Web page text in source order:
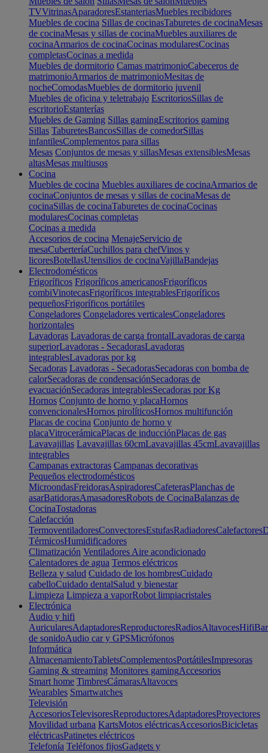
TVVitrinasAparadoresEstanteriasMuebles recibidores
Muebles de cocina Sillas de cocinasTaburetes de cocinaMesas
de cocinaMesas y sillas de cocinaMuebles auxiliares de
cocinaArmarios de cocinaCocinas modularesCocinas
completasCocinas a medida
Muebles de dormitorio Camas matrimonioCabeceros de
matrimonioArmarios de matrimonioMesitas de
nocheComodasMuebles de dormitorio juvenil
Muebles de oficina y teletrabajo EscritoriosSillas de
escritorioEstanterías
Muebles de Gaming Sillas gamingEscritorios gaming
Sillas TaburetesBancosSillas de comedorSillas
infantilesComplementos para sillas
Mesas Conjuntos de mesas y sillasMesas extensiblesMesas
altasMesas multiusos
Cocina
Muebles de cocina Muebles auxiliares de cocinaArmarios de
cocinaConjuntos de mesas y sillas de cocinaMesas de
cocinaSillas de cocinaTaburetes de cocinaCocinas
modularesCocinas completas
Cocinas a medida
Accesorios de cocina MenajeServicio de
mesaCuberteríaCuchillos para chefVinos y
licoresBotellasUtensilios de cocinaVajillaBandejas
Electrodomésticos
Frigoríficos Frigoríficos americanosFrigoríficos
combiVinotecasFrigoríficos integrablesFrigoríficos
pequeñosFrigoríficos portátiles
Congeladores Congeladores verticalesCongeladores
horizontales
Lavadoras Lavadoras de carga frontalLavadoras de carga
superiorLavadoras - SecadorasLavadoras
integrablesLavadoras por kg
Secadoras Lavadoras - SecadorasSecadoras con bomba de
calorSecadoras de condensaciónSecadoras de
evacuaciónSecadoras integrablesSecadoras por Kg
Hornos Conjunto de horno y placaHornos
convencionalesHornos pirolíticosHornos multifunción
Placas de cocina Conjunto de horno y
placaVitrocerámicaPlacas de inducciónPlacas de gas
Lavavajillas Lavavajillas 60cmLavavajillas 45cmLavavajillas
integrables
Campanas extractoras Campanas decorativas
Pequeños electrodomésticos
MicroondasFreidorasAspiradoresCafeterasPlanchas de
asarBatidorasAmasadoresRobots de CocinaBalanzas de
CocinaTostadoras
Calefacción
TermoventiladoresConvectoresEstufasRadiadoresCalefactores
TérmicosHumidificadores
Climatización Ventiladores Aire acondicionado
Calentadores de agua Termos eléctricos
Belleza y salud Cuidado de los hombresCuidado
cabelloCuidado dentalSalud y bienestar
Limpieza Limpieza a vaporRobot limpiacristales
Electrónica
Audio y hifi
AuricularesAdaptadoresReproductoresRadiosAltavocesHifi
de sonidoAudio car y GPSMicrófonos
Informática
AlmacenamientoTabletsComplementosPortátilesImpresoras
Gaming & streaming Monitores gamingAccesorios
Smart home TimbresCámarasAltavoces
Wearables Smartwatches
Televisión
AccesoriosTelevisoresReproductoresAdaptadoresProyectores
Movilidad urbana KartsMotos eléctricasAccesoriosBicicletas
eléctricasPatinetes eléctricos
Telefonía Teléfonos fijosGadgets y